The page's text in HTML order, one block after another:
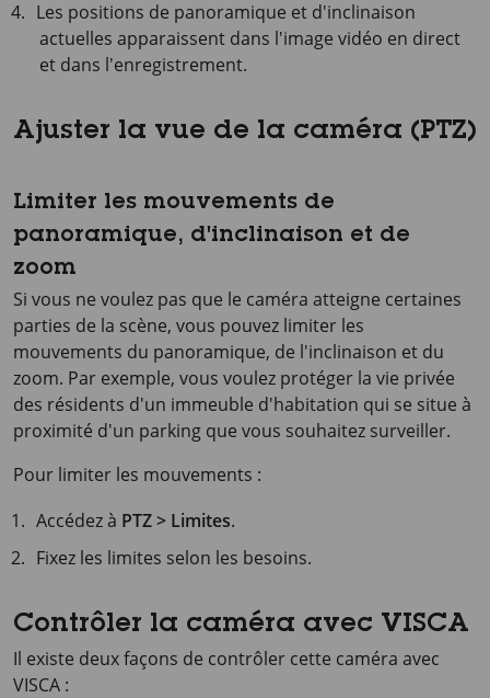
Les positions de panoramique et d'inclinaison
actuelles apparaissent dans l'image vidéo en direct
et dans l'enregistrement.
Ajuster la vue de la caméra (PTZ)
Limiter les mouvements de
panoramique, d'inclinaison et de
zoom
Si vous ne voulez pas que le caméra atteigne certaines
parties de la scène, vous pouvez limiter les
mouvements du panoramique, de l'inclinaison et du
zoom. Par exemple, vous voulez protéger la vie privée
des résidents d'un immeuble d'habitation qui se situe à
proximité d'un parking que vous souhaitez surveiller.
Pour limiter les mouvements :
Accédez à PTZ > Limites.
Fixez les limites selon les besoins.
Contrôler la caméra avec VISCA
Il existe deux façons de contrôler cette caméra avec
VISCA :